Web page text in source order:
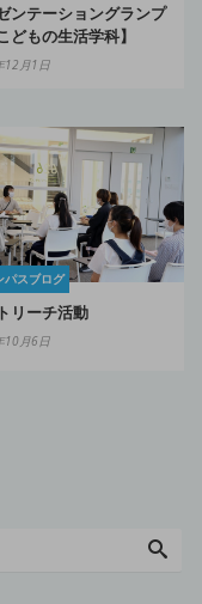
ンテーショングランプ
どもの生活学科】
12月1日
パスブログ
リーチ活動
10月6日